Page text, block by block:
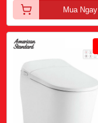
Mua Ngay